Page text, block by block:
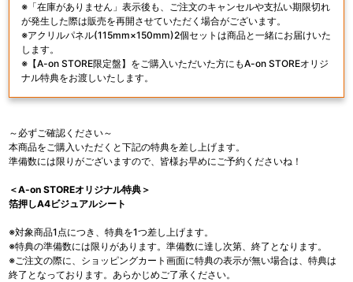
※「在庫がありません」表示後も、ご注文のキャンセルや支払い期限切れ
が発生した際は販売を再開させていただく場合がございます。
※アクリルパネル(115mm×150mm)2個セットは商品と一緒にお届けいた
します。
※【A-on STORE限定盤】をご購入いただいた方にもA-on STOREオリジ
ナル特典をお渡しいたします。
～必ずご確認ください～
本商品をご購入いただくと下記の特典を差し上げます。
準備数には限りがございますので、皆様お早めにご予約くださいね！
＜A-on STOREオリジナル特典＞
箔押しA4ビジュアルシート
※対象商品1点につき、特典を1つ差し上げます。
※特典の準備数には限りがあります。準備数に達し次第、終了となります。
※ご注文の際に、ショッピングカート画面に特典の表示が無い場合は、特典は
終了となっております。あらかじめご了承ください。